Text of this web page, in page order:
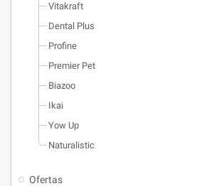
Vitakraft
Dental Plus
Profine
Premier Pet
Biazoo
Ikai
Yow Up
Naturalistic
Ofertas